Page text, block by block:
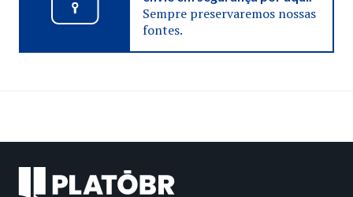
Sempre preservaremos nossas
fontes.